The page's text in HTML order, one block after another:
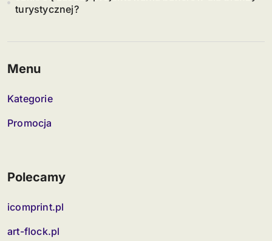
turystycznej?
Menu
Kategorie
Promocja
Polecamy
icomprint.pl
art-flock.pl